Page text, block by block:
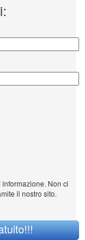
Non ci
il nostro sito.